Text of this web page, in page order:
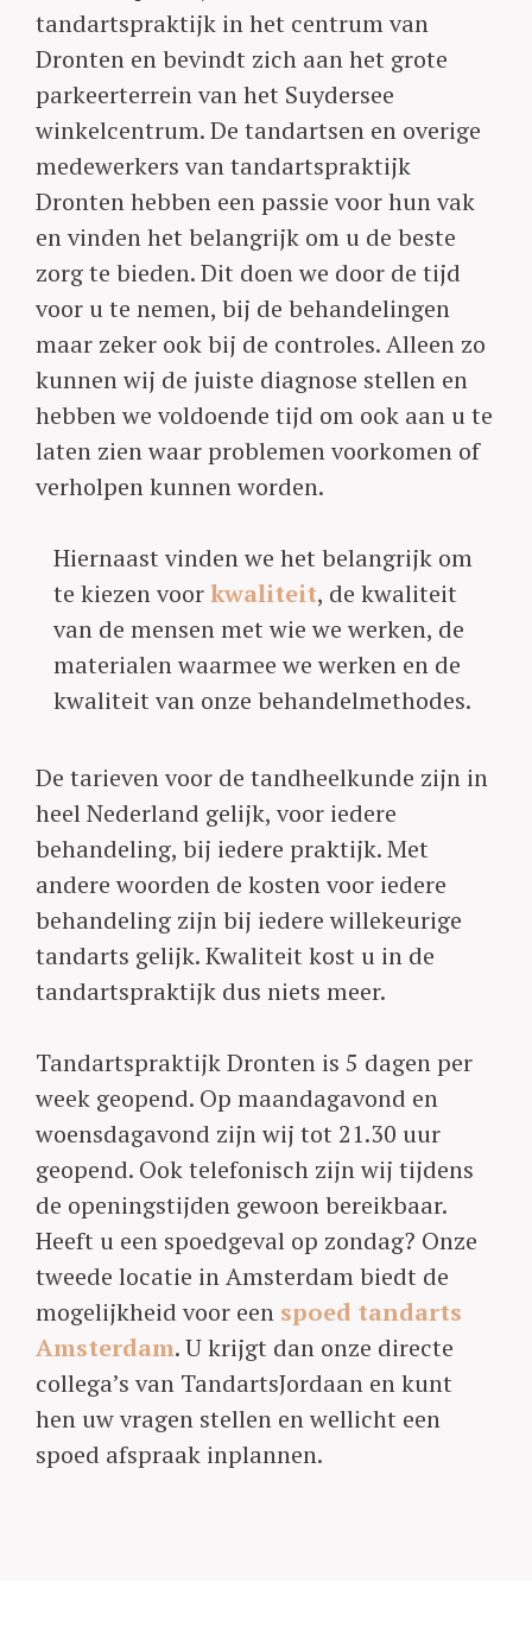
tandartspraktijk in het centrum van
Dronten en bevindt zich aan het grote
parkeerterrein van het Suydersee
winkelcentrum. De tandartsen en overige
medewerkers van tandartspraktijk
Dronten hebben een passie voor hun vak
en vinden het belangrijk om u de beste
zorg te bieden. Dit doen we door de tijd
voor u te nemen, bij de behandelingen
maar zeker ook bij de controles. Alleen zo
kunnen wij de juiste diagnose stellen en
hebben we voldoende tijd om ook aan u te
laten zien waar problemen voorkomen of
verholpen kunnen worden.
Hiernaast vinden we het belangrijk om
te kiezen voorkwaliteit, de kwaliteit
van de mensen met wie we werken, de
materialen waarmee we werken en de
kwaliteit van onze behandelmethodes.
De tarieven voor de tandheelkunde zijn in
heel Nederland gelijk, voor iedere
behandeling, bij iedere praktijk. Met
andere woorden de kosten voor iedere
behandeling zijn bij iedere willekeurige
tandarts gelijk. Kwaliteit kost u in de
tandartspraktijk dus niets meer.
Tandartspraktijk Dronten is 5 dagen per
week geopend. Op maandagavond en
woensdagavond zijn wij tot 21.30 uur
geopend. Ook telefonisch zijn wij tijdens
de openingstijden gewoon bereikbaar.
Heeft u een spoedgeval op zondag? Onze
tweede locatie in Amsterdam biedt de
mogelijkheid voor een spoed tandarts
Amsterdam. U krijgt dan onze directe
collega’s van TandartsJordaan en kunt
hen uw vragen stellen en wellicht een
spoed afspraak inplannen.